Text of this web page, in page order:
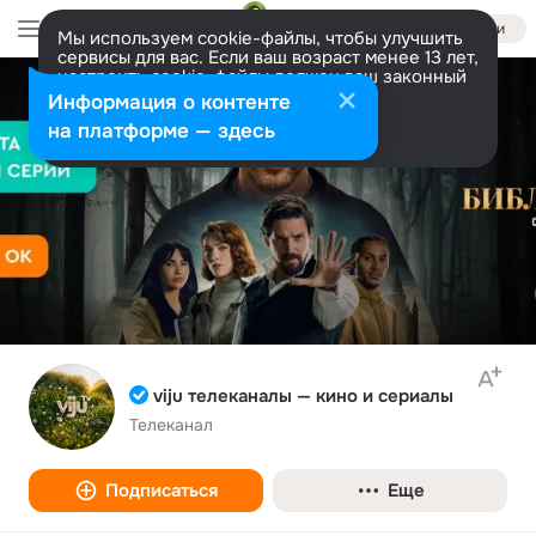
Войти
Мы используем cookie-файлы, чтобы улучшить
сервисы для вас. Если ваш возраст менее 13 лет,
настроить cookie-файлы должен ваш законный
представитель. Больше информации
Разрешить все Настроить
viju телеканалы — кино и сериалы
Телеканал
Подписаться Еще
Информация о контенте
на платформе — здесь